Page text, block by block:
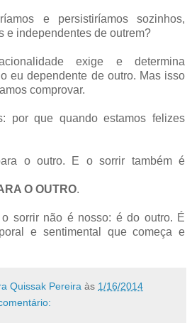
e persistiríamos sozinhos,
e independentes de outrem?
exige e determina
eu dependente de outro. Mas isso
comprovar.
por que quando estamos felizes
o outro. E o sorrir também é
O OUTRO.
sorrir não é nosso: é do outro. É
e sentimental que começa e
Quissak Pereira às 1/16/2014